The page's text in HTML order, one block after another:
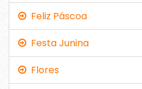
Feliz Páscoa
Festa Junina
Flores